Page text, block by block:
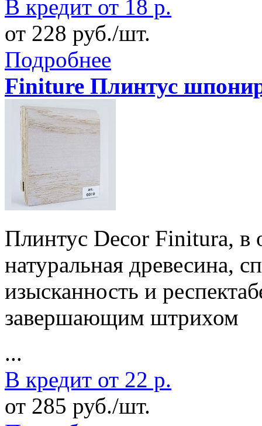
В кредит от 18 р.
от 228 руб./шт.
Подробнее
Finiture Плинтус
Плинтус Decor Finitura, в
натуральная древесина,
изысканность и
завершающим штрихом
...
В кредит от 22 р.
от 285 руб./шт.